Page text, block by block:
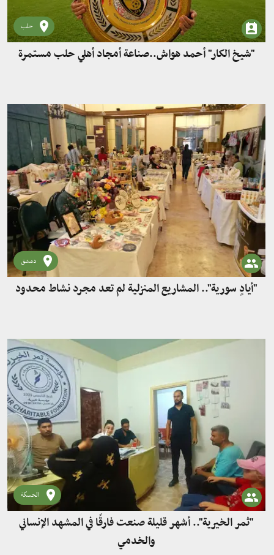
حلب
"شيخ الكار" أحمد هواش..صناعة أمجاد أهلي حلب مستمرة
دمشق
"أيادٍ سورية".. المشاريع المنزلية لم تعد مجرد نشاط محدود
الحسكة
"ثمر الخيرية".. أشهر قليلة صنعت فارقًا في المشهد الإنساني
والخدمي